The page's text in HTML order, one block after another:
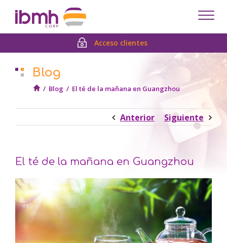
Acceso clientes
Blog
/ Blog / El té de la mañana en Guangzhou
Anterior Siguiente
El té de la mañana en Guangzhou